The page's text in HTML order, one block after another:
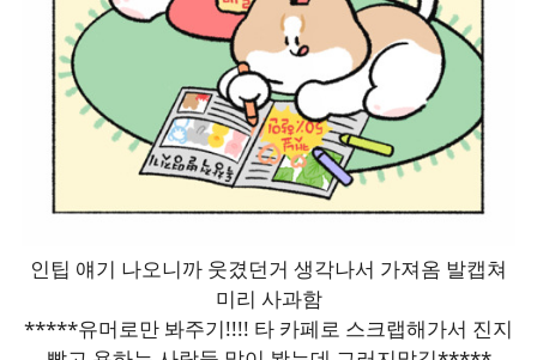
인팁 얘기 나오니까 웃겼던거 생각나서 가져옴 발캡쳐
미리 사과함
*****유머로만 봐주기!!!! 타 카페로 스크랩해가서 진지